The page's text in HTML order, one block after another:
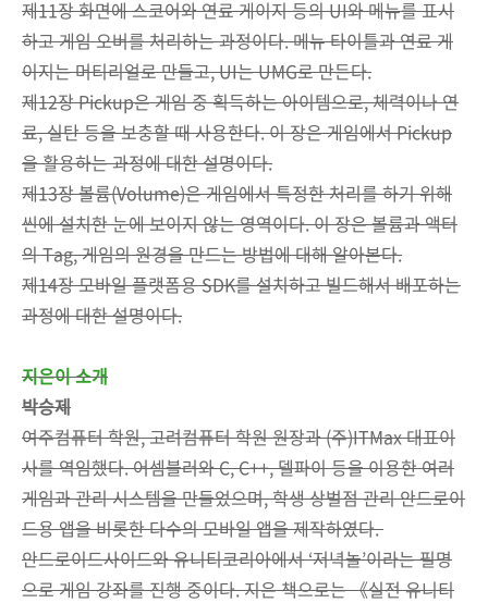
제11장 화면에 스코어와 연료 게이지 등의 UI와 메뉴를 표시
하고 게임 오버를 처리하는 과정이다. 메뉴 타이틀과 연료 게
이지는 머티리얼로 만들고, UI는 UMG로 만든다.
제12장 Pickup은 게임 중 획득하는 아이템으로, 체력이나 연
료, 실탄 등을 보충할 때 사용한다. 이 장은 게임에서 Pickup
을 활용하는 과정에 대한 설명이다.
제13장 볼륨(Volume)은 게임에서 특정한 처리를 하기 위해
씬에 설치한 눈에 보이지 않는 영역이다. 이 장은 볼륨과 액터
의 Tag, 게임의 원경을 만드는 방법에 대해 알아본다.
제14장 모바일 플랫폼용 SDK를 설치하고 빌드해서 배포하는
과정에 대한 설명이다.
지은이 소개
박승제
여주컴퓨터 학원, 고려컴퓨터 학원 원장과 (주)ITMax 대표이
사를 역임했다. 어셈블러와 C, C++, 델파이 등을 이용한 여러
게임과 관리 시스템을 만들었으며, 학생 상벌점 관리 안드로이
드용 앱을 비롯한 다수의 모바일 앱을 제작하였다.
안드로이드사이드와 유니티코리아에서 ‘저녁놀’이라는 필명
으로 게임 강좌를 진행 중이다. 지은 책으로는 《실전 유니티